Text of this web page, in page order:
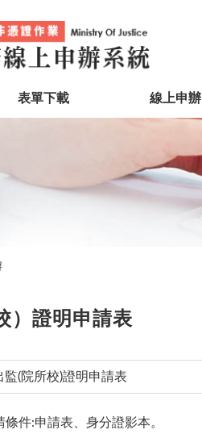
表單下載 線上申辦
）證明申請表
監(院所校)證明申請表
條件:申請表、身分證影本。